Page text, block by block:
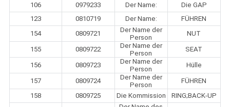
106
0979233 Der Name:
Die GAP
123
0810719 Der Name:
FÜHREN
154
0809721
Der Name der
Person
NUT
155 0809722
Der Name der
Person
SEAT
156 0809723
Der Name der
Person
Hülle
157 0809724
Der Name der
Person
FÜHREN
158
0809725 Die Kommission
RING;BACK-UP